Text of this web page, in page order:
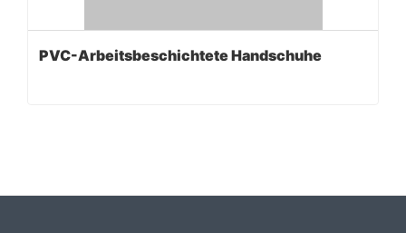
PVC-Arbeitsbeschichtete Handschuhe